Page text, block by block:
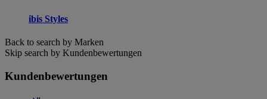
ibis Styles
Back to search by Marken
Skip search by Kundenbewertungen
Kundenbewertungen